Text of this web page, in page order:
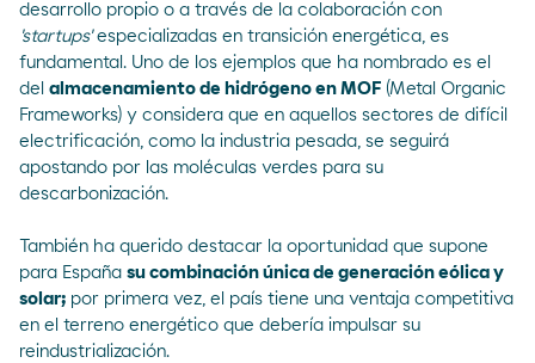
desarrollo propio o a través de la colaboración con
'startups'especializadas en transición energética, es
fundamental. Uno de los ejemplos que ha nombrado es el
del almacenamiento de hidrógeno en MOF (Metal Organic
Frameworks) y considera que en aquellos sectores de difícil
electrificación, como la industria pesada, se seguirá
apostando por las moléculas verdes para su
descarbonización.
También ha querido destacar la oportunidad que supone
para España su combinación única de generación eólica y
solar; por primera vez, el país tiene una ventaja competitiva
en el terreno energético que debería impulsar su
reindustrialización.